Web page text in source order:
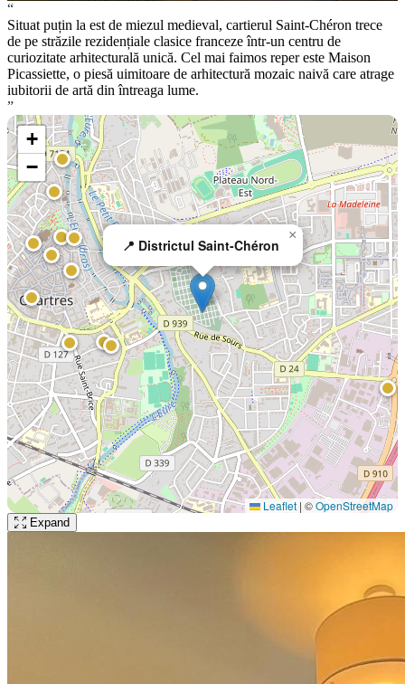
“
Situat puțin la est de miezul medieval, cartierul Saint-Chéron trece
de pe străzile rezidențiale clasice franceze într-un centru de
curiozitate arhitecturală unică. Cel mai faimos reper este Maison
Picassiette, o piesă uimitoare de arhitectură mozaic naivă care atrage
iubitorii de artă din întreaga lume.
”
📍 Districtul Saint-Chéron
×
+
−
Leaflet | ©OpenStreetMap
Expand